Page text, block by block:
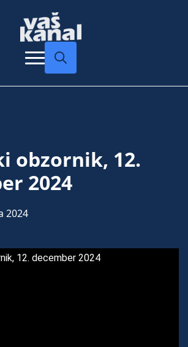
obzornik, 12.
2024
2024
12. december 2024